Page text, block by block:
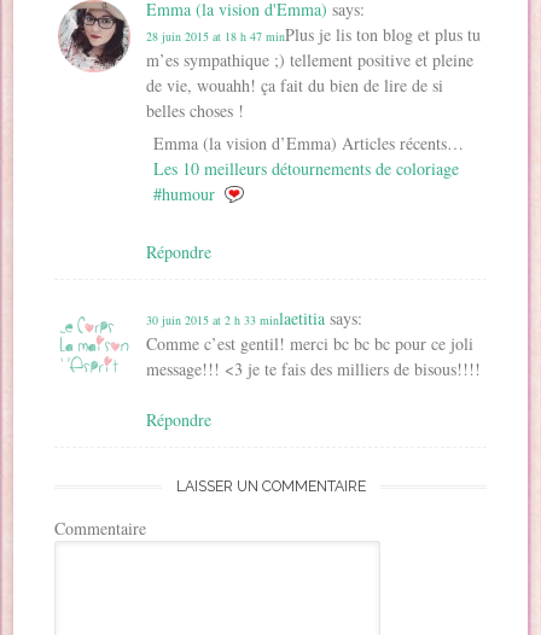
Emma (la vision d'Emma) says:
28 juin 2015 at 18 h 47 minPlus je lis ton blog et plus tu
m’es sympathique ;) tellement positive et pleine
de vie, wouahh! ça fait du bien de lire de si
belles choses !
Emma (la vision d’Emma) Articles récents…
Les 10 meilleurs détournements de coloriage
#humour
Répondre
laetitia says:
30 juin 2015 at 2 h 33 min
Comme c’est gentil! merci bc bc bc pour ce joli
message!!! <3 je te fais des milliers de bisous!!!!
Répondre
LAISSER UN COMMENTAIRE
Commentaire